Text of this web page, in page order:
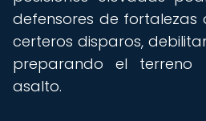
defensores de fortalezas
certeros disparos,
preparando el terreno
asalto.